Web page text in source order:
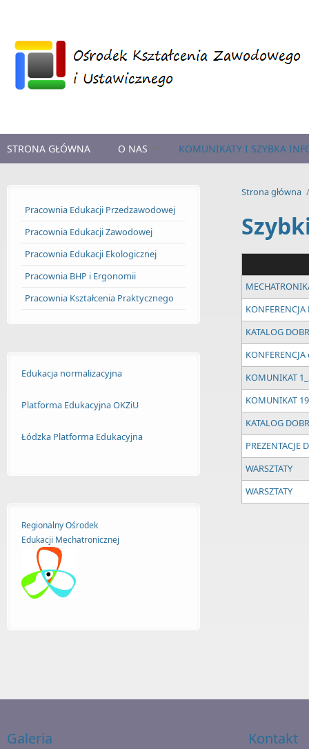
STRONA GŁÓWNA O NAS KOMUNIKATY I SZYBKA
Pracownia Edukacji Przedzawodowej
Pracownia Edukacji Zawodowej
Pracownia Edukacji Ekologicznej
Pracownia BHP i Ergonomii
Pracownia Kształcenia Praktycznego
Edukacja normalizacyjna
Platforma Edukacyjna OKZiU
Łódzka Platforma Edukacyjna
Regionalny Ośrodek
Edukacji Mechatronicznej
Strona główna /
KATALOG
KOMUNIKAT
KOMUNIKAT
KATALOG
PREZENTACJE
WARSZTATY
WARSZTATY
Galeria Kontakt